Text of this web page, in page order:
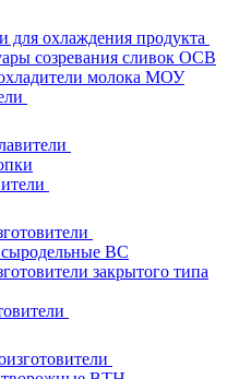
для охлаждения продукта
созревания сливок ОСВ
молока МОУ
ВС
закрытого типа